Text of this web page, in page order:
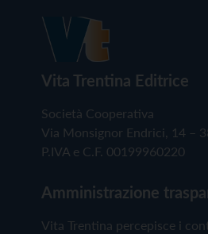
Vita Trentina Editrice
Società Cooperativa
Via Monsignor Endrici, 14 –
P.IVA e C.F. 00199960220
Amministrazione
Vita Trentina percepisce i